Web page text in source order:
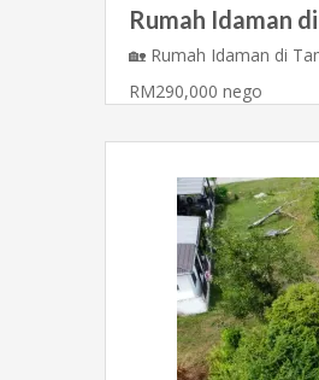
Rumah Idaman
🏡 Rumah Idaman di
RM290,000 nego